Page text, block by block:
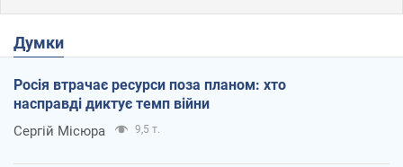
Думки
Росія втрачає ресурси поза планом: хто
насправді диктує темп війни
Сергій Місюра 9,5 т.